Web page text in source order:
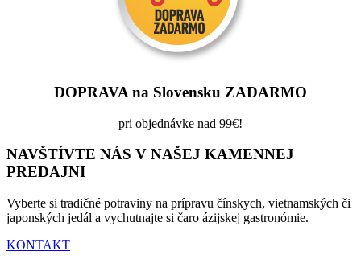
DOPRAVA na Slovensku ZADARMO
pri objednávke nad 99€!
NAVŠTÍVTE NÁS V NAŠEJ KAMENNEJ
PREDAJNI
Vyberte si tradičné potraviny na prípravu čínskych, vietnamských či
japonských jedál a vychutnajte si čaro ázijskej gastronómie.
KONTAKT